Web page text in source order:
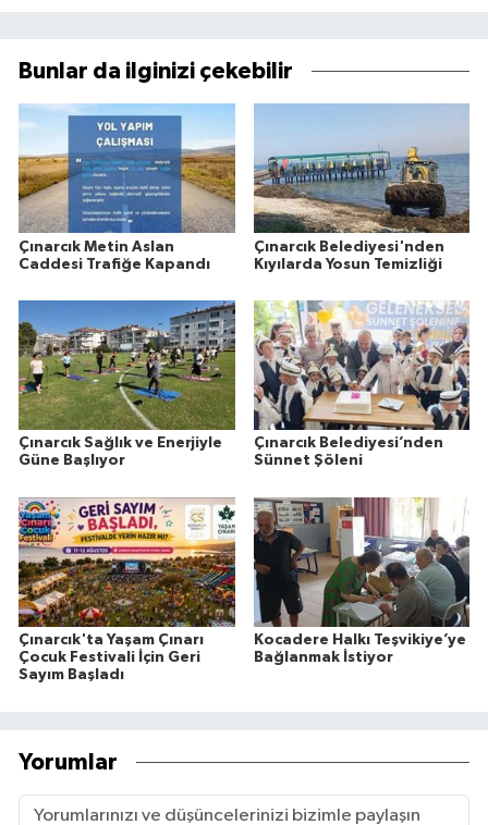
Bunlar da ilginizi çekebilir
Çınarcık Metin Aslan
Caddesi Trafiğe Kapandı
Çınarcık Belediyesi'nden
Kıyılarda Yosun Temizliği
Çınarcık Sağlık ve Enerjiyle
Güne Başlıyor
Çınarcık Belediyesi’nden
Sünnet Şöleni
Çınarcık'ta Yaşam Çınarı
Çocuk Festivali İçin Geri
Sayım Başladı
Kocadere Halkı Teşvikiye’ye
Bağlanmak İstiyor
Yorumlar